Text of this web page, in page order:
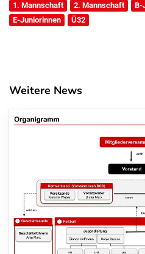
1. Mannschaft 2. Mannschaft B-
E-Juniorinnen
Ü32
Weitere News